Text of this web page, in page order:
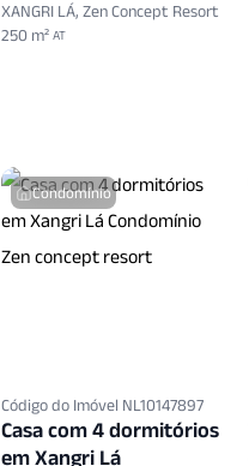
XANGRI LÁ, Zen Concept Resort
250 m² AT
Condomínio
Código do Imóvel NL10147897
Casa com 4 dormitórios
em Xangri Lá